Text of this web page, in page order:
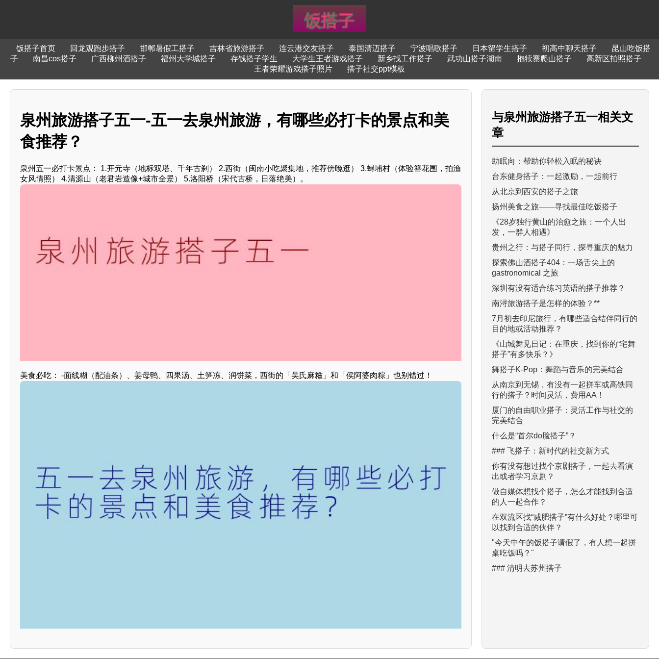
饭搭子首页 回龙观跑步搭子 邯郸暑假工搭子 吉林省旅游搭子 连云港交友搭子 泰国清迈搭子 宁波唱歌搭子 日本留学生搭子 初高中聊天搭子
昆山吃饭搭
子
南昌cos搭子 广西柳州酒搭子 福州大学城搭子 存钱搭子学生 大学生王者游戏搭子 新乡找工作搭子 武功山搭子湖南 抱犊寨爬山搭子
高新区拍照搭子
王者荣耀游戏搭子照片
搭子社交ppt模板
泉州旅游搭子五一-五一去泉州旅游，有哪些必打卡的景点和美
食推荐？
泉州五一必打卡景点： 1.开元寺（地标双塔、千年古刹） 2.西街（闽南小吃聚集地，推荐傍晚逛） 3.蟳埔村（体验簪花围，拍渔
女风情照） 4.清源山（老君岩造像+城市全景） 5.洛阳桥（宋代古桥，日落绝美）。
美食必吃： -面线糊（配油条）、姜母鸭、四果汤、土笋冻、润饼菜，西街的「吴氏麻糍」和「侯阿婆肉粽」也别错过！
与泉州旅游搭子五一相关文
章
助眠向：帮助你轻松入眠的秘诀
台东健身搭子：一起激励，一起前行
从北京到西安的搭子之旅
扬州美食之旅——寻找最佳吃饭搭子
《28岁独行黄山的治愈之旅：一个人出
发，一群人相遇》
贵州之行：与搭子同行，探寻重庆的魅力
探索佛山酒搭子404：一场舌尖上的
gastronomical 之旅
深圳有没有适合练习英语的搭子推荐？
南浔旅游搭子是怎样的体验？**
7月初去印尼旅行，有哪些适合结伴同行的
目的地或活动推荐？
《山城舞见日记：在重庆，找到你的“宅舞
搭子”有多快乐？》
舞搭子K-Pop：舞蹈与音乐的完美结合
从南京到无锡，有没有一起拼车或高铁同
行的搭子？时间灵活，费用AA！
厦门的自由职业搭子：灵活工作与社交的
完美结合
什么是“首尔do脸搭子”？
### 飞搭子：新时代的社交新方式
你有没有想过找个京剧搭子，一起去看演
出或者学习京剧？
做自媒体想找个搭子，怎么才能找到合适
的人一起合作？
在双流区找“减肥搭子”有什么好处？哪里可
以找到合适的伙伴？
"今天中午的饭搭子请假了，有人想一起拼
桌吃饭吗？"
### 清明去苏州搭子